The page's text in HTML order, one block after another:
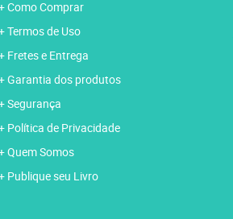
Como Comprar
Termos de Uso
Fretes e Entrega
Garantia dos produtos
Segurança
Política de Privacidade
Quem Somos
Publique seu Livro